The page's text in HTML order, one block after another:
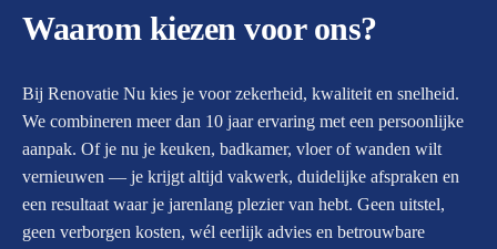
Waarom kiezen voor ons?
Bij Renovatie Nu kies je voor zekerheid, kwaliteit en snelheid.
We combineren meer dan 10 jaar ervaring met een persoonlijke
aanpak. Of je nu je keuken, badkamer, vloer of wanden wilt
vernieuwen — je krijgt altijd vakwerk, duidelijke afspraken en
een resultaat waar je jarenlang plezier van hebt. Geen uitstel,
geen verborgen kosten, wél eerlijk advies en betrouwbare